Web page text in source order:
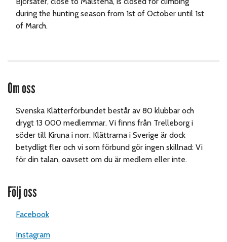
during the hunting season from 1st of October until 1st
of March.
Om oss
Svenska Klätterförbundet består av 80 klubbar och
drygt 13 000 medlemmar. Vi finns från Trelleborg i
söder till Kiruna i norr. Klättrarna i Sverige är dock
betydligt fler och vi som förbund gör ingen skillnad: Vi
för din talan, oavsett om du är medlem eller inte.
Följ oss
Facebook
Instagram